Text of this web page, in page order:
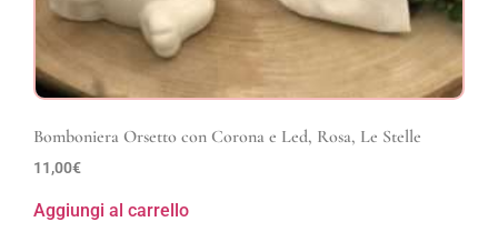
Bomboniera Orsetto con Corona e Led, Rosa, Le Stelle
11,00€
Aggiungi al carrello